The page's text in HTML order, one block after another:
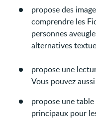
propose des
comprendre les
personnes
alternatives
propose une
Vous pouvez
propose une
principaux pour